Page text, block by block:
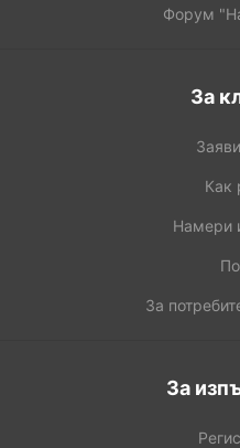
Форум
За
Как
Намери
За
За